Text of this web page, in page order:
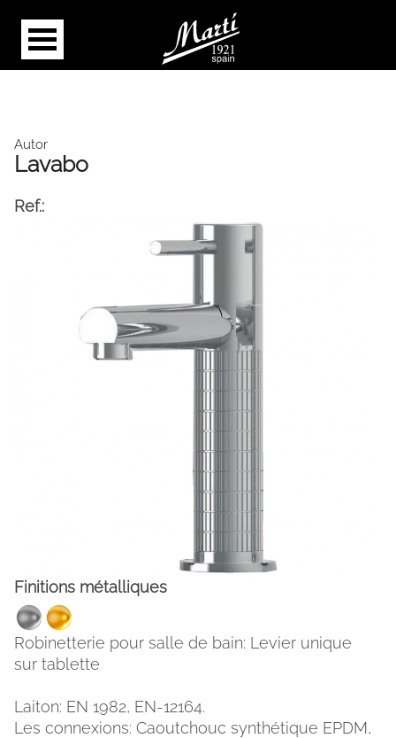
INSTAGRAM FACEBOOK
Autor
Lavabo
Ref.:
Finitions métalliques
Robinetterie pour salle de bain: Levier unique
sur tablette
Laiton: EN 1982, EN-12164.
Les connexions: Caoutchouc synthétique EPDM,